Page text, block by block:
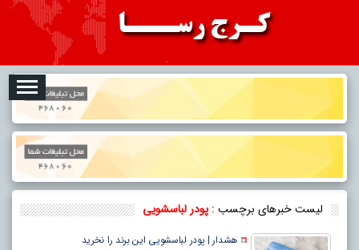
تبلیغات درباره ما ارتباط با ما
لیست خبرهای برچسب : پودر لباسشویی
هشدار | پودر لباسشویی این برند را نخرید